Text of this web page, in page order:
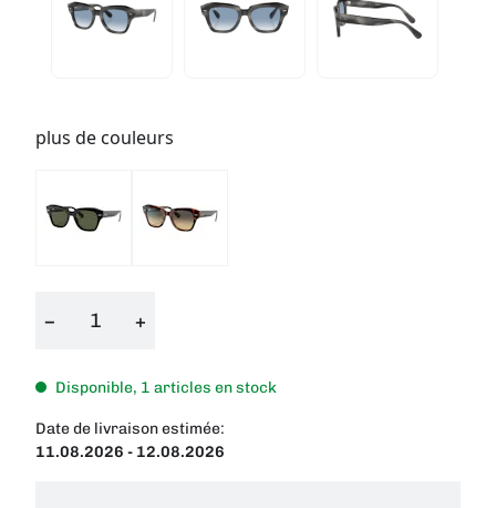
plus de couleurs
− +
Disponible, 1 articles en stock
Date de livraison estimée:
11.08.2026 - 12.08.2026